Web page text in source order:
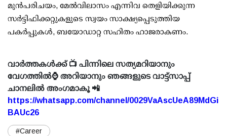
മുന്‍പരിചയം, മേല്‍വിലാസം എന്നിവ തെളിയിക്കുന്ന
സര്‍ട്ടിഫിക്കറ്റുകളുടെ സ്വയം സാക്ഷ്യപ്പെടുത്തിയ
പകര്‍പ്പുകള്‍, ബയോഡാറ്റ സഹിതം ഹാജരാകണം.
വാർത്തകൾക്ക് 📺 പിന്നിലെ സത്യമറിയാനും
വേഗത്തിൽ⌚ അറിയാനും ഞങ്ങളുടെ വാട്ട്സാപ്പ്
ചാനലിൽ അംഗമാകൂ 📲
https://whatsapp.com/channel/0029VaAscUeA89MdGi
BAUc26
#Career